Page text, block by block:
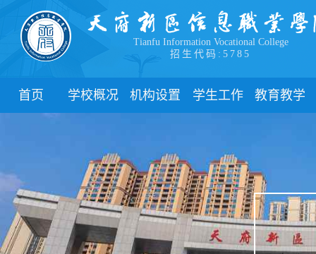
Tianfu Information Vocational College
招生代码:5785
首页 学校概况
学院领导
办学理念
办学特色
校园风貌
机构设置
职能部门
学生工作
新闻动态
团委
管理制度
学生风采
心理健康
教育教学
教学制度
教学通知
教学动态
实践教学